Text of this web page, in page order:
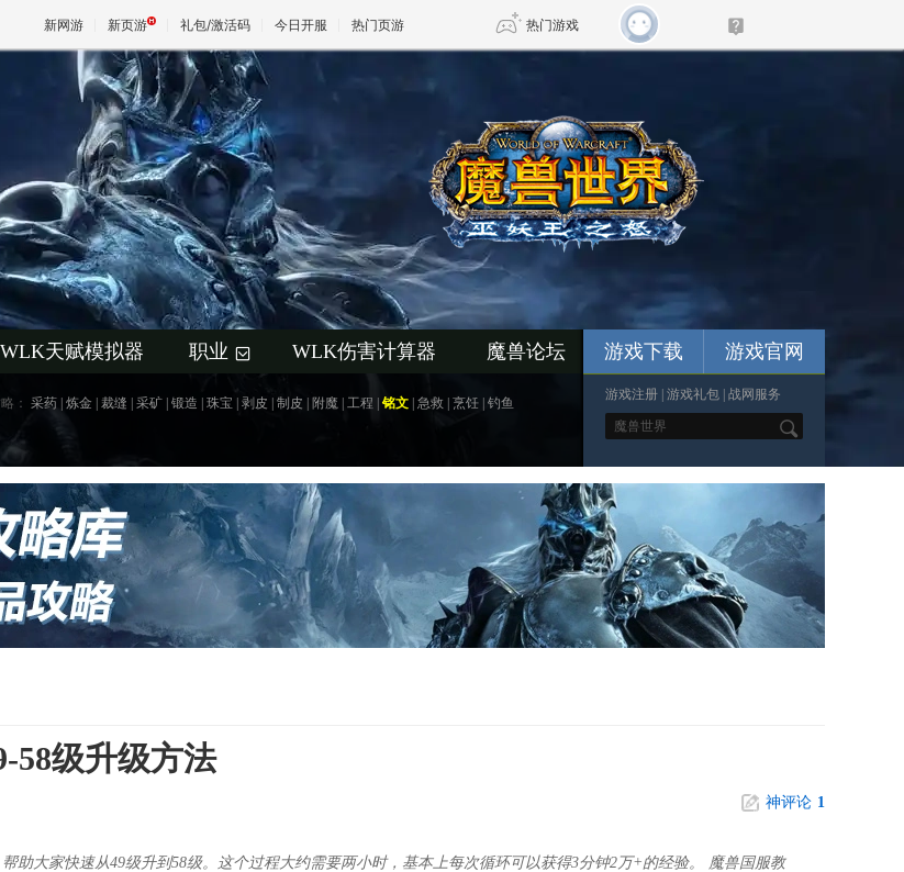
新网游 新页游 礼包/激活码 今日开服 热门页游 热门游戏
DNF 传奇4
剑网3旗舰版 新天龙八部
王权与自由 诛仙世界
WLK天赋模拟器 职业 + WLK伤害计算器 魔兽论坛
： 采药 炼金 裁缝 采矿 锻造 珠宝 剥皮 制皮 附魔 工程 铭文 急救 烹饪 钓鱼
游戏下载 游戏官网
游戏注册 游戏礼包 战网服务
*
58级升级方法
神评论 1
助大家快速从49级升到58级。这个过程大约需要两小时，基本上每次循环可以获得3分钟2万+的经验。 魔兽国服教